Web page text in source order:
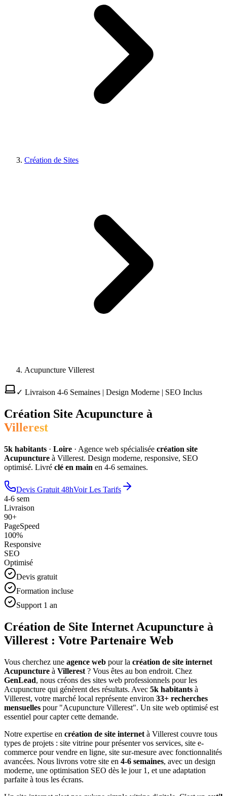
Création de Sites
Acupuncture Villerest
✓ Livraison 4-6 Semaines | Design Moderne | SEO Inclus
Création Site Acupuncture à
Villerest
5k habitants · Loire · Agence web spécialisée création site
Acupuncture à Villerest. Design moderne, responsive, SEO
optimisé. Livré clé en main en 4-6 semaines.
Devis Gratuit 48hVoir Les Tarifs
4-6 sem
Livraison
90+
PageSpeed
100%
Responsive
SEO
Optimisé
Devis gratuit
Formation incluse
Support 1 an
Création de Site Internet Acupuncture à
Villerest : Votre Partenaire Web
Vous cherchez une agence web pour la création de site internet
Acupuncture à Villerest ? Vous êtes au bon endroit. Chez
GenLead, nous créons des sites web professionnels pour les
Acupuncture qui génèrent des résultats. Avec 5k habitants à
Villerest, votre marché local représente environ 33+ recherches
mensuelles pour "Acupuncture Villerest". Un site web optimisé est
essentiel pour capter cette demande.
Notre expertise en création de site internet à Villerest couvre tous
types de projets : site vitrine pour présenter vos services, site e-
commerce pour vendre en ligne, site sur-mesure avec fonctionnalités
avancées. Nous livrons votre site en 4-6 semaines, avec un design
moderne, une optimisation SEO dès le jour 1, et une adaptation
parfaite à tous les écrans.